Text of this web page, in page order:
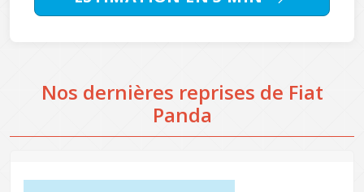
Nos dernières reprises de Fiat
Panda